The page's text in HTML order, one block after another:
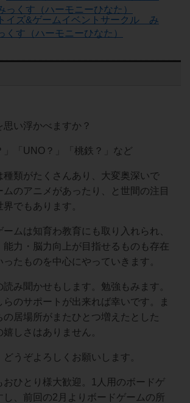
トイズ&ゲームイベントサークル み
くす（ハーモニーひなた）
思い浮かべますか？
」「UNO？」「桃鉄？」など
種類がたくさんあり、大変奥深いで
ムのアニメがあったり、と世間の注目
でもあります。
ムは知育わ教育にも取り入れられ、
能力・脳力向上が目指せるものも存在
ったものを中心にやっていきます。
み聞かせもします。勉強もみます。
らのサポートが出来れば幸いです。ま
の居場所がまたひとつ増えたとした
しさはありません。
うぞよろしくお願いします。
おひとり様大歓迎。1人用のボードゲ
し、前回の2月よりボードゲームの所